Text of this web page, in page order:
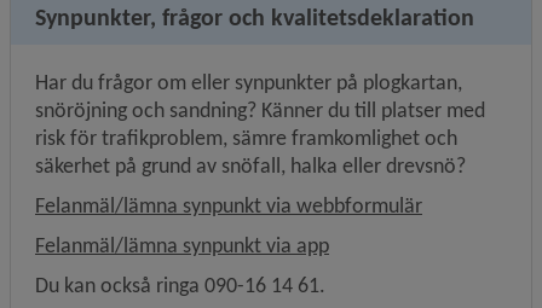
Synpunkter, frågor och kvalitetsdeklaration
Har du frågor om eller synpunkter på plogkartan,
snöröjning och sandning? Känner du till platser med
risk för trafikproblem, sämre framkomlighet och
säkerhet på grund av snöfall, halka eller drevsnö?
Felanmäl/lämna synpunkt via webbformulär
Felanmäl/lämna synpunkt via app
Du kan också ringa 090-16 14 61.